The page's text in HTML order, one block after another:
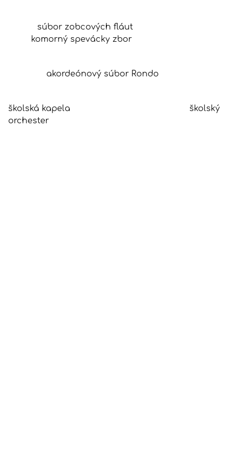
súbor zobcových fláut
komorný spevácky zbor
akordeónový súbor Rondo
školská kapela školský
orchester